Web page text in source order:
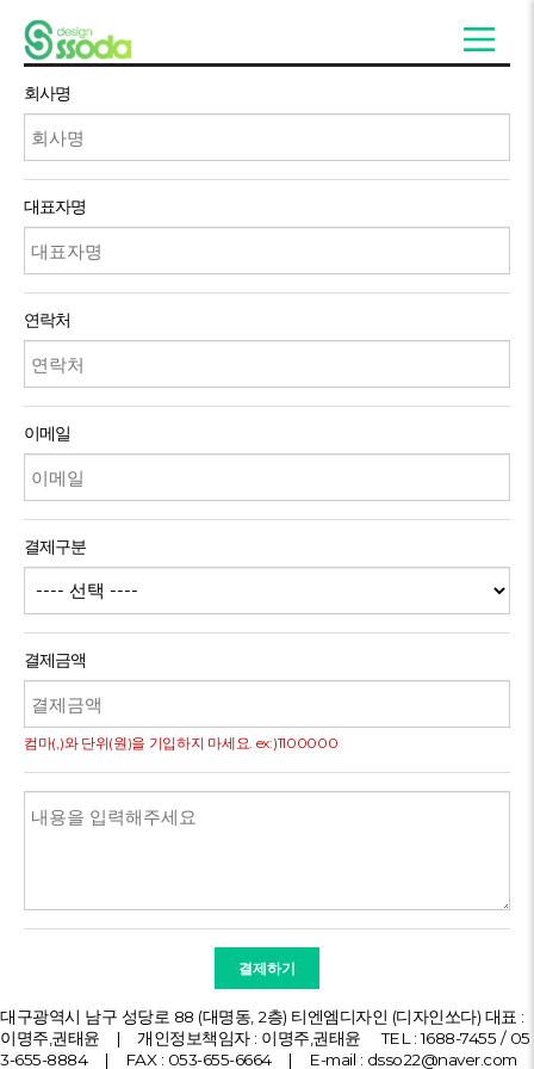
회사명
대표자명
연락처
이메일
결제구분
결제금액
컴마(,)와 단위(원)을 기입하지 마세요. ex:)1100000
대구광역시 남구 성당로 88 (대명동, 2층) 티엔엠디자인 (디자인쏘다) 대표 :
이명주,권태윤 | 개인정보책임자 : 이명주,권태윤
TEL :1688-7455 / 05
3-655-8884| FAX : 053-655-6664 | E-mail : dsso22@naver.com